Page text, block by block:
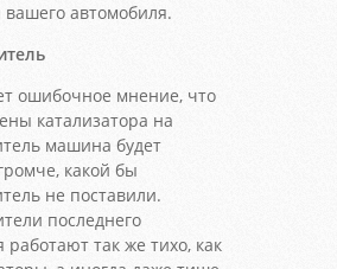
автомобиля.
ошибочное мнение, что
катализатора на
машина будет
какой бы
не поставили.
последнего
работают так же тихо, как